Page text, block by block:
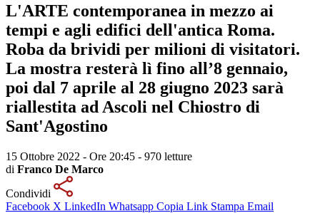
L'ARTE contemporanea in mezzo ai
tempi e agli edifici dell'antica Roma.
Roba da brividi per milioni di visitatori.
La mostra resterà lì fino all’8 gennaio,
poi dal 7 aprile al 28 giugno 2023 sarà
riallestita ad Ascoli nel Chiostro di
Sant'Agostino
15 Ottobre 2022 - Ore 20:45 - 970 letture
di Franco De Marco
Condividi
Facebook X LinkedIn Whatsapp Copia Link Stampa Email